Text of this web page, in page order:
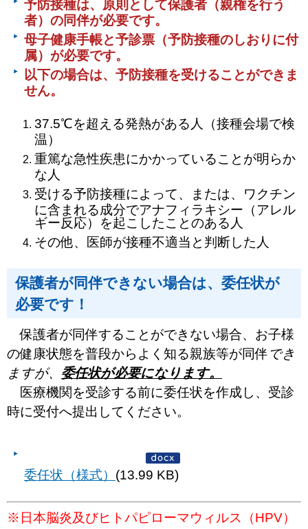
予防接種は、原則として保護者（親権を行う
者）の同伴が必要です。
母子健康手帳と予診票（予防接種のしおりに付
属）が必要です。
以下の場合は、予防接種を受けることができま
せん。
37.5℃を超える発熱がある人（接種会場で検
温）
重篤な急性疾患にかかっていることが明らか
な人
受ける予防接種によって、または、ワクチン
に含まれる成分でアナフィラキシー（アレル
ギー反応）を起こしたことのある人
その他、医師が接種不適当と判断した人
保護者が同伴できない場合は、委任状が
必要です！
保護者が同伴することができない場合、お子様
の健康状態を普段からよく知る親族等が同伴でき
ますが、 委任状が必要になります。
医療機関を受診する前に委任状を作成し、受診
時に受付へ提出してください。
委任状（様式） (13.99 KB)
※日本脳炎及びヒトパピローマウィルス（HPV）